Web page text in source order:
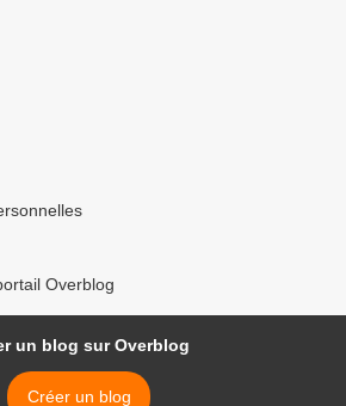
Overblog
un blog sur Overblog
Créer un blog